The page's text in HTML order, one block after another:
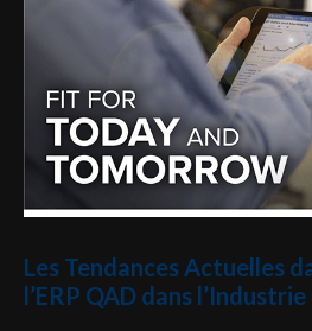
Les Tendances Actuelles
l’ERP QAD dans